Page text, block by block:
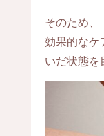
そのため、
効果的なケ
いだ状態を